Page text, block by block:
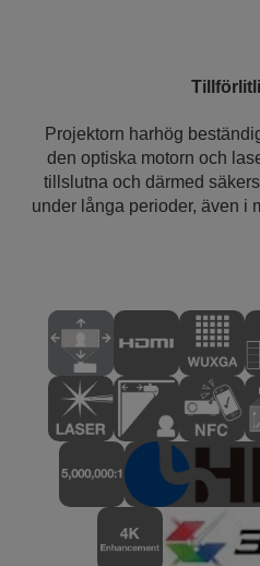
Projektorn harhög
den optiska motorn och
tillslutna och därmed
under långa perioder, även i